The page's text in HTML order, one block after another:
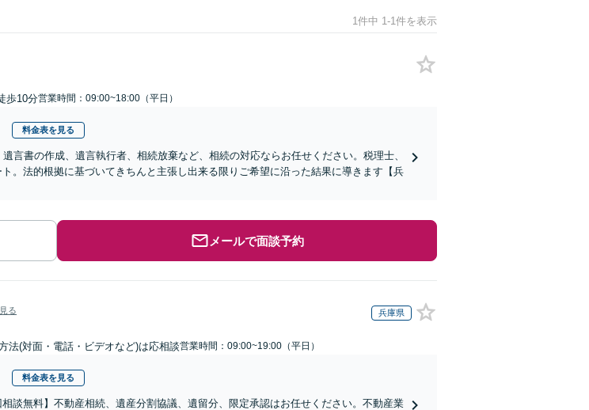
1件中 1-1件を表示
歩10分営業時間：09:00~18:00（平日）
料金表を見る
遺言書の作成、遺言執行者、相続放棄など、相続の対応ならお任せください。税理士、
。法的根拠に基づいてきちんと主張し出来る限りご希望に沿った結果に導きます【兵
メールで面談予約
る 兵庫県
法(対面・電話・ビデオなど)は応相談営業時間：09:00~19:00（平日）
料金表を見る
相談無料】不動産相続、遺産分割協議、遺留分、限定承認はお任せください。不動産業